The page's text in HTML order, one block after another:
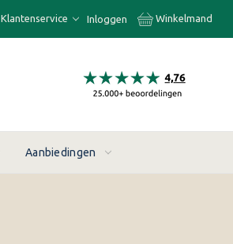
Klantenservice Inloggen Winkelmand
Aanbiedingen